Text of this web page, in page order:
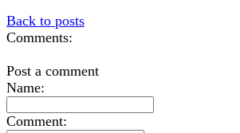
Back to posts
Comments:
Post a comment
Name:
Comment: